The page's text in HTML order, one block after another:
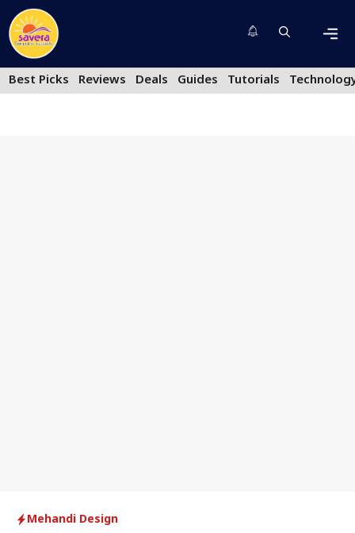
Skip
to
content
Best Picks
Reviews Deals Guides Tutorials
Mehandi Design